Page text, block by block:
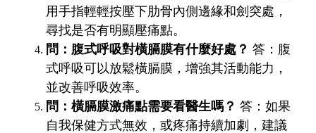
用手指輕輕按壓下肋骨內側邊緣和劍突處，
尋找是否有明顯壓痛點。
問：腹式呼吸對橫膈膜有什麼好處？ 答：腹
式呼吸可以放鬆橫膈膜，增強其活動能力，
並改善呼吸效率。
問：橫膈膜激痛點需要看醫生嗎？ 答：如果
自我保健方式無效，或疼痛持續加劇，建議